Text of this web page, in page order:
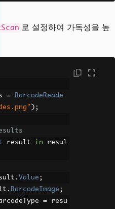
로 설정하여 가독성을 높
=
BarcodeReade
);
result in resul
. Value ;
. BarcodeImage ;
= resu